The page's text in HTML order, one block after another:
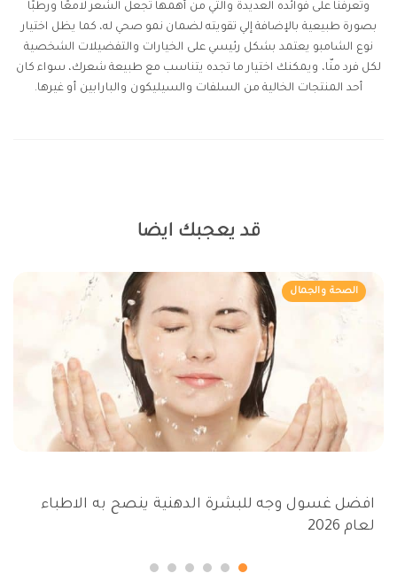
وتعرفنا على فوائده العديدة والتي من أهمها تجعل الشعر لامعًا ورطبًا
بصورة طبيعية بالإضافة إلي تقويته لضمان نمو صحي له، كما يظل اختيار
نوع الشامبو يعتمد بشكل رئيسي على الخيارات والتفضيلات الشخصية
لكل فرد منّا، ويمكنك اختيار ما تجده يتناسب مع طبيعة شعرك، سواء كان
أحد المنتجات الخالية من السلفات والسيليكون والبارابين أو غيرها.
قد يعجبك ايضا
الصحة والجمال
افضل غسول وجه للبشرة الدهنية ينصح به الاطباء
لعام 2026